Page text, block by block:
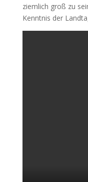
ziemlich groß zu
Kenntnis der